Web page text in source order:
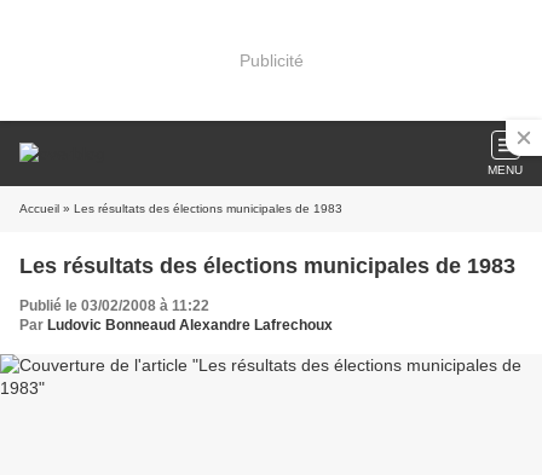
Publicité
MENU
Accueil » Les résultats des élections municipales de 1983
Les résultats des élections municipales de 1983
Publié le 03/02/2008 à 11:22
Par Ludovic Bonneaud Alexandre Lafrechoux